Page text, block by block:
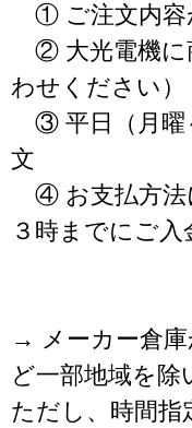
① ご注文内容
② 大光電機に
わせください）
③ 平日（月曜
文
④ お支払方法
３時までにご
→ メーカー倉
ど一部地域を
ただし、時間